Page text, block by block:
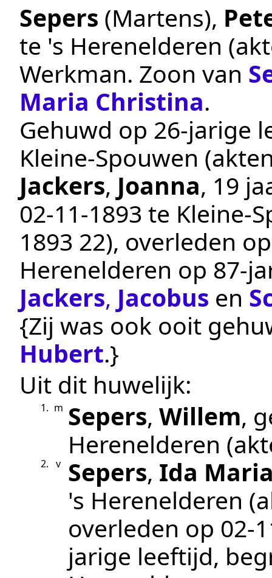
Sepers (Martens),
te 's Herenelderen
Werkman. Zoon van
Maria Christina.
Gehuwd op 26-jarige
Kleine-Spouwen
Jackers, Joanna, 19
02‑11‑1893 te Kleine-
1893 22), overleden
Herenelderen op 87-
Jackers, Jacobus en
{Zij was ook ooit
Hubert.}
Uit dit huwelijk:
1. m Sepers, Willem,
Herenelderen
2. v Sepers, Ida
's Herenelderen
overleden op
jarige leeftijd,